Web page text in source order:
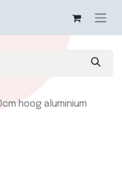
hoog aluminium